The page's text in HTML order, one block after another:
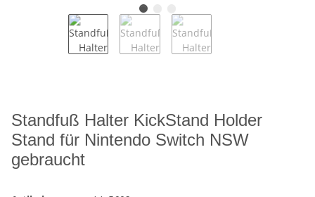
Standfuß Halter KickStand Holder
Stand für Nintendo Switch NSW
gebraucht